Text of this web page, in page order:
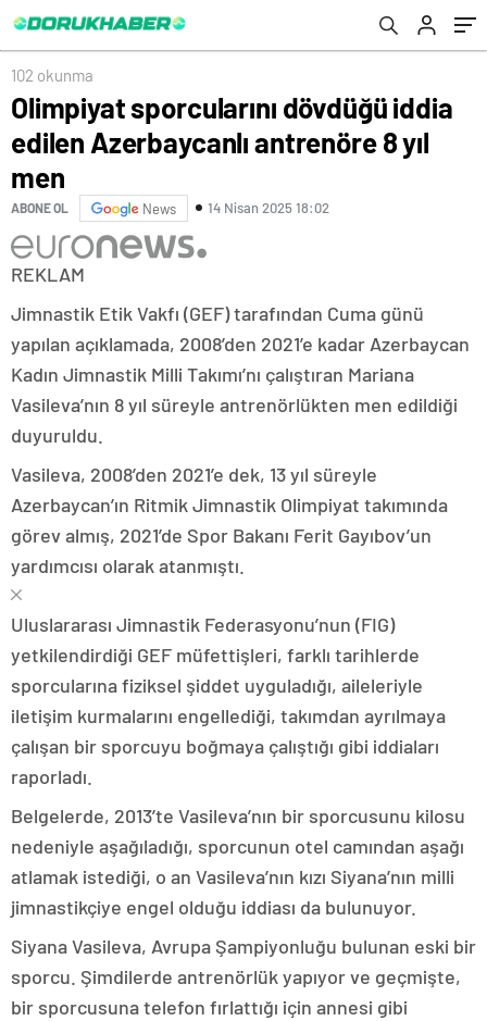
102 okunma
Olimpiyat sporcularını dövdüğü iddia
edilen Azerbaycanlı antrenöre 8 yıl
men
ABONE OL News 14 Nisan 2025 18:02
REKLAM
Jimnastik Etik Vakfı (GEF) tarafından Cuma günü
yapılan açıklamada, 2008’den 2021’e kadar Azerbaycan
Kadın Jimnastik Milli Takımı’nı çalıştıran Mariana
Vasileva’nın 8 yıl süreyle antrenörlükten men edildiği
duyuruldu.
Vasileva, 2008’den 2021’e dek, 13 yıl süreyle
Azerbaycan’ın Ritmik Jimnastik Olimpiyat takımında
görev almış, 2021’de Spor Bakanı Ferit Gayıbov’un
yardımcısı olarak atanmıştı.
Uluslararası Jimnastik Federasyonu’nun (FIG)
yetkilendirdiği GEF müfettişleri, farklı tarihlerde
sporcularına fiziksel şiddet uyguladığı, aileleriyle
iletişim kurmalarını engellediği, takımdan ayrılmaya
çalışan bir sporcuyu boğmaya çalıştığı gibi iddiaları
raporladı.
Belgelerde, 2013’te Vasileva’nın bir sporcusunu kilosu
nedeniyle aşağıladığı, sporcunun otel camından aşağı
atlamak istediği, o an Vasileva’nın kızı Siyana’nın milli
jimnastikçiye engel olduğu iddiası da bulunuyor.
Siyana Vasileva, Avrupa Şampiyonluğu bulunan eski bir
sporcu. Şimdilerde antrenörlük yapıyor ve geçmişte,
bir sporcusuna telefon fırlattığı için annesi gibi